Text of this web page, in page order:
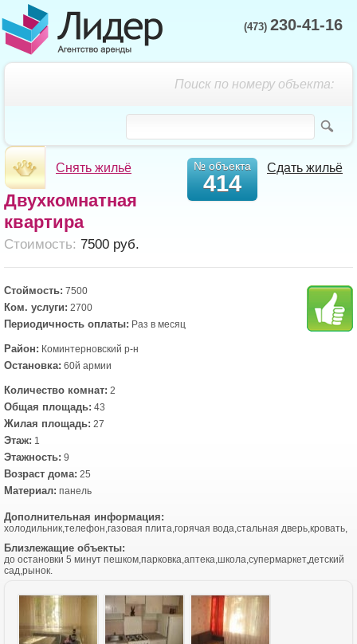
(473) 230-41-16
Поиск по номеру объекта:
Снять жильё Сдать жильё
№ объекта
414
Двухкомнатная
квартира
Cтоимость: 7500 руб.
Стоймость: 7500
Ком. услуги: 2700
Периодичность оплаты: Раз в месяц
Район: Коминтерновский р-н
Остановка: 60й армии
Количество комнат: 2
Общая площадь: 43
Жилая площадь: 27
Этаж: 1
Этажность: 9
Возраст дома: 25
Материал: панель
Дополнительная информация:
холодильник,телефон,газовая плита,горячая вода,стальная дверь,кровать,
Близлежащие объекты:
до остановки 5 минут пешком,парковка,аптека,школа,супермаркет,детский
сад,рынок.